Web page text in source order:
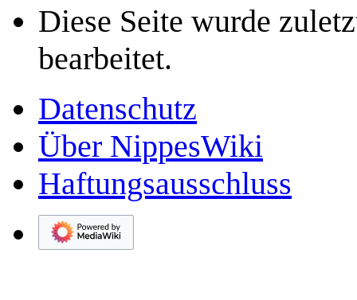
Diese Seite wurde
bearbeitet.
Datenschutz
Über NippesWiki
Haftungsausschluss